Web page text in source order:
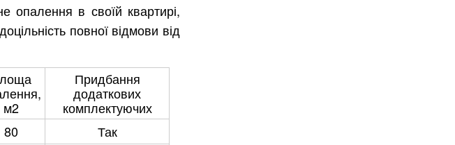
опалення в своїй квартирі,
повної відмови від
м2
Придбання
додаткових
комплектуючих
80
Так